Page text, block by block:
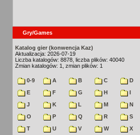
Gry/Games
Katalog gier (konwencja Kaz)
Aktualizacja: 2026-07-19
Liczba katalogów: 8878, liczba plików: 40040
Zmian katalogów: 1, zmian plików: 1
0-9 A B C
D
E
F G H
I
J
K L M
N
O
P Q R
S
T
U V W
X